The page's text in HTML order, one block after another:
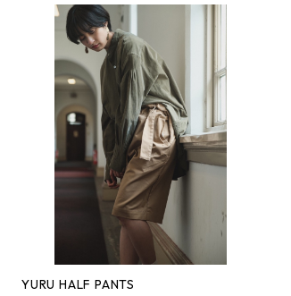
YURU HALF PANTS